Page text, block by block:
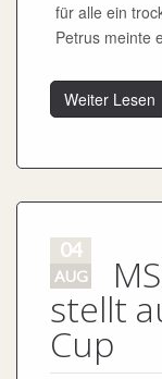
für alle ein
Petrus meinte
Weiter Lesen
04
AUG
stellt
Cup